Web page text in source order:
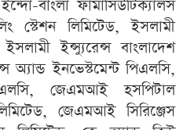
বাংলা ফার্মাসিউটিক্যালস
স্টেশন লিমিটেড, ইসলামী
ইন্স্যুরেন্স বাংলাদেশ
অ্যান্ড ইনভেস্টমেন্ট পিএলসি,
জেএমআই হসপিটাল
জেএমআই সিরিঞ্জেস